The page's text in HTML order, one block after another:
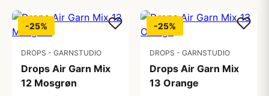
-25%
DROPS - GARNSTUDIO
Drops Air Garn Mix
12 Mosgrøn
-25%
DROPS - GARNSTUDIO
Drops Air Garn Mix
13 Orange